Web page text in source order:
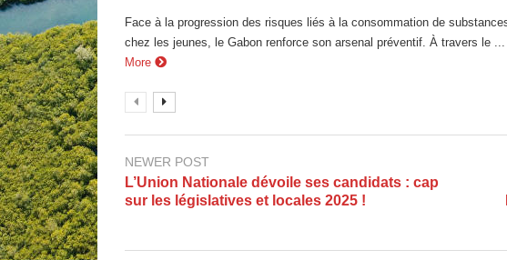
Face à la progression des risques liés à la consommation de
chez les jeunes, le Gabon renforce son arsenal préventif. À travers le ...
More
NEWER POST
L’Union Nationale dévoile ses candidats : cap
sur les législatives et locales 2025 !